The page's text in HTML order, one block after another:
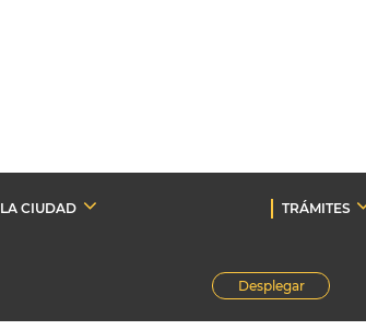
LA CIUDAD TRÁMITES
Desplegar